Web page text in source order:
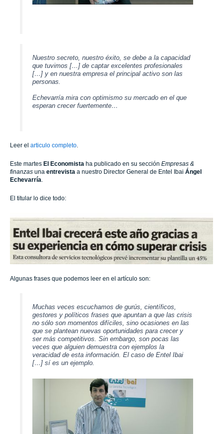
Nuestro secreto, nuestro éxito, se debe a la capacidad
que tuvimos […] de captar excelentes profesionales
[…] y en nuestra empresa el principal activo son las
personas.
Echevarría mira con optimismo su mercado en el que
esperan crecer fuertemente…
Leer el articulo completo
Este martes El Economista ha publicado en su sección Empresas &
finanzas una entrevista a nuestro Director General de Entel Ibai Ángel
Echevarría
El titular lo dice todo:
Algunas frases que podemos leer en el artículo son:
Muchas veces escuchamos de gurús, científicos,
gestores y políticos frases que apuntan a que las crisis
no sólo son momentos difíciles, sino ocasiones en las
que se plantean nuevas oportunidades para crecer y
ser más competitivos. Sin embargo, son pocas las
veces que alguien demuestra con ejemplos la
veracidad de esta información. El caso de Entel Ibai
[…] sí es un ejemplo.